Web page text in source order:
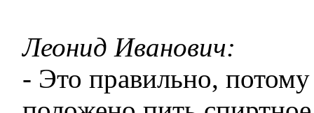
Леонид Иванович:
- Это правильно,